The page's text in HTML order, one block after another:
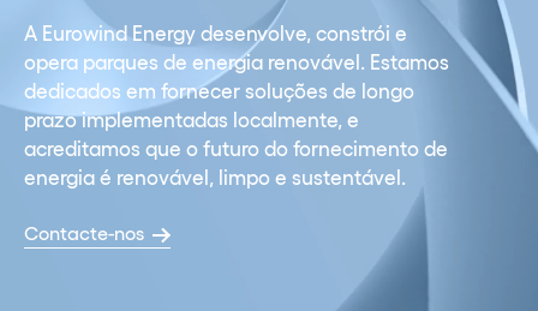
A Eurowind Energy desenvolve, constrói e
opera parques de energia renovável. Estamos
dedicados em fornecer soluções de longo
prazo implementadas localmente, e
acreditamos que o futuro do fornecimento de
energia é renovável, limpo e sustentável.
Contacte-nos